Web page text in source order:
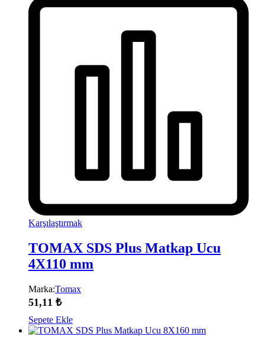
Karşılaştırmak
TOMAX SDS Plus Matkap Ucu
4X110 mm
Marka:Tomax
51,11 ₺
Sepete Ekle